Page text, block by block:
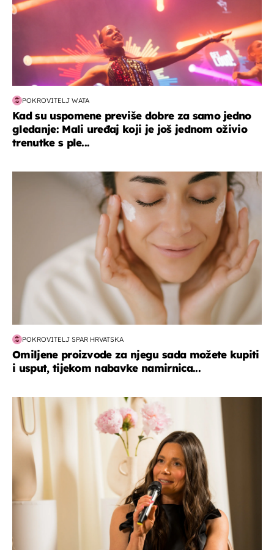
POKROVITELJ WATA
Kad su uspomene previše dobre za samo jedno
gledanje: Mali uređaj koji je još jednom oživio
trenutke s ple...
moda & ljepota
POKROVITELJ SPAR HRVATSKA
Omiljene proizvode za njegu sada možete kupiti
i usput, tijekom nabavke namirnica...
moda & ljepota